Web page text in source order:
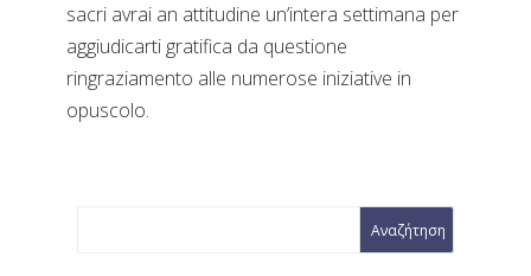
sacri avrai an attitudine un’intera settimana per
aggiudicarti gratifica da questione
ringraziamento alle numerose iniziative in
opuscolo.